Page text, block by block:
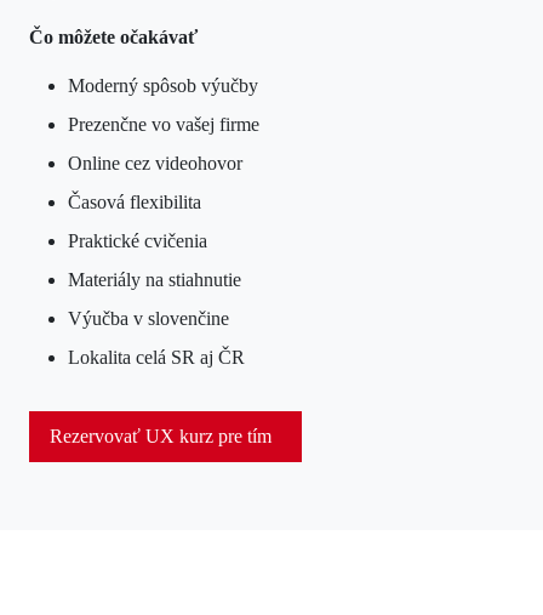
Čo môžete očakávať
Moderný spôsob výučby
Prezenčne vo vašej firme
Online cez videohovor
Časová flexibilita
Praktické cvičenia
Materiály na stiahnutie
Výučba v slovenčine
Lokalita celá SR aj ČR
Rezervovať UX kurz pre tím